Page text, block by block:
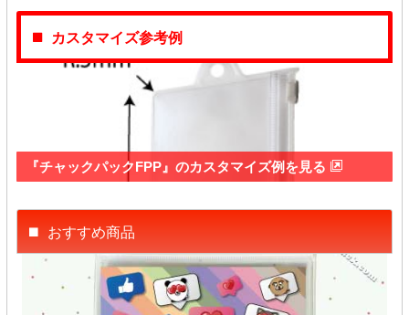
カスタマイズ参考例
『チャックパックFPP』のカスタマイズ例を見る
おすすめ商品